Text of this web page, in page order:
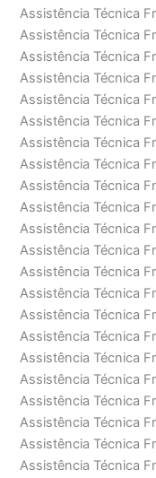
Assistência Técnica
Assistência Técnica
Assistência Técnica
Assistência Técnica
Assistência Técnica
Assistência Técnica
Assistência Técnica
Assistência Técnica
Assistência Técnica
Assistência Técnica
Assistência Técnica
Assistência Técnica
Assistência Técnica
Assistência Técnica
Assistência Técnica
Assistência Técnica
Assistência Técnica
Assistência Técnica
Assistência Técnica
Assistência Técnica
Assistência Técnica
Assistência Técnica